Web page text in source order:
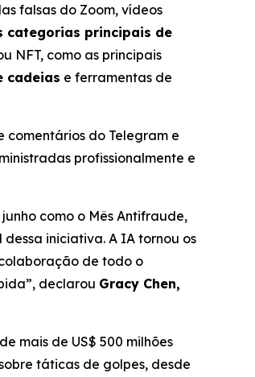
falsas do Zoom, vídeos
categorias principais de
NFT, como as principais
cadeias e ferramentas de
comentários do Telegram e
profissionalmente e
como o Mês Antifraude,
iniciativa. A IA tornou os
de todo o
declarou Gracy Chen,
mais de US$ 500 milhões
táticas de golpes, desde